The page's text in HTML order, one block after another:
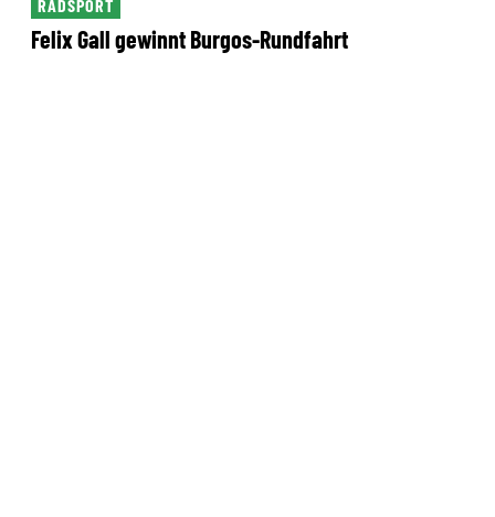
RADSPORT
Felix Gall gewinnt Burgos-Rundfahrt